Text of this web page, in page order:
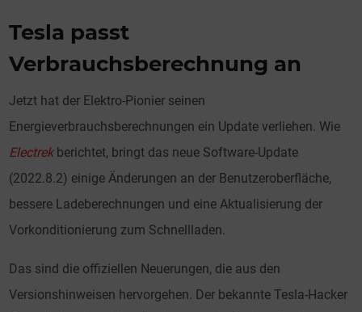
Tesla passt
Verbrauchsberechnung an
Jetzt hat der Elektro-Pionier seinen
Energieverbrauchsberechnungen ein Update verliehen. Wie
Electrekberichtet, bringt das neue Software-Update
(2022.8.2) einige Änderungen an der Benutzeroberfläche,
bessere Ladeberechnungen und eine Aktualisierung der
Vorkonditionierung zum Schnellladen.
Das sind die offiziellen Neuerungen, die aus den
Versionshinweisen hervorgehen. Der bekannte Tesla-Hacker